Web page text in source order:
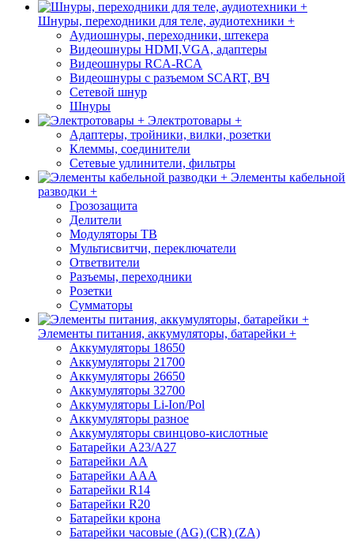
Шнуры, переходники для теле, аудиотехники +
Аудиошнуры, переходники, штекера
Видеошнуры HDMI,VGA, адаптеры
Видеошнуры RCA-RCA
Видеошнуры с разъемом SCART, ВЧ
Сетевой шнур
Шнуры
Электротовары +
Адаптеры, тройники, вилки, розетки
Клеммы, соединители
Сетевые удлинители, фильтры
Элементы кабельной
разводки +
Грозозащита
Делители
Модуляторы ТВ
Мультисвитчи, переключатели
Ответвители
Разъемы, переходники
Розетки
Сумматоры
Элементы питания, аккумуляторы, батарейки +
Аккумуляторы 18650
Аккумуляторы 21700
Аккумуляторы 26650
Аккумуляторы 32700
Аккумуляторы Li-Ion/Pol
Аккумуляторы разное
Аккумуляторы свинцово-кислотные
Батарейки A23/A27
Батарейки AA
Батарейки AAA
Батарейки R14
Батарейки R20
Батарейки крона
Батарейки часовые (AG) (CR) (ZA)